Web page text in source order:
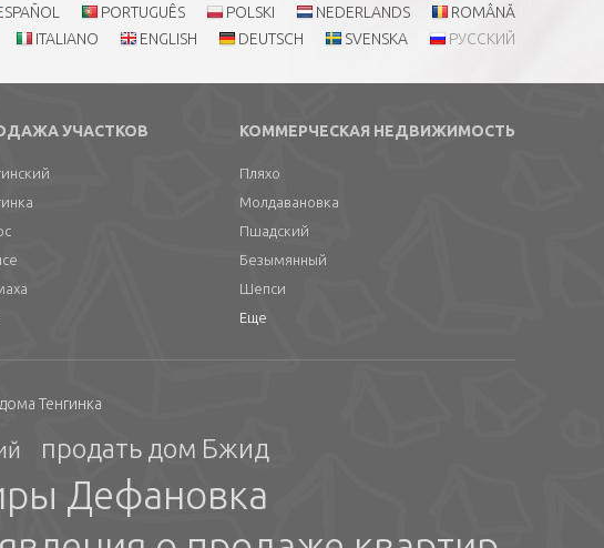
PORTUGUÊS POLSKI NEDERLANDS
ROMÂNĂ
ITALIANO
ENGLISH DEUTSCH SVENSKA РУССКИЙ
УЧАСТКОВ КОММЕРЧЕСКАЯ НЕДВИЖИМОСТЬ
Пляхо
Молдавановка
Пшадский
Безымянный
Шепси
Еще
Тенгинка
продать дом Бжид
Дефановка